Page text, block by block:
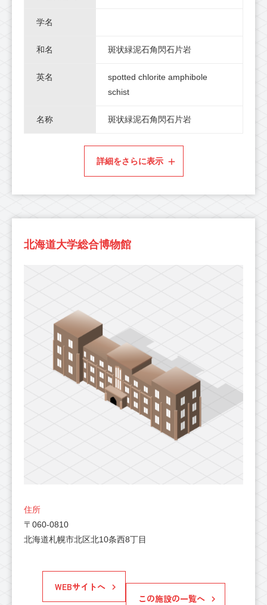
学名
和名 斑状緑泥石角閃石片岩
英名
spotted chlorite amphibole
schist
名称 斑状緑泥石角閃石片岩
詳細をさらに表示
北海道大学総合博物館
住所
〒060-0810
北海道札幌市北区北10条西8丁目
WEBサイトへ
この施設の一覧へ